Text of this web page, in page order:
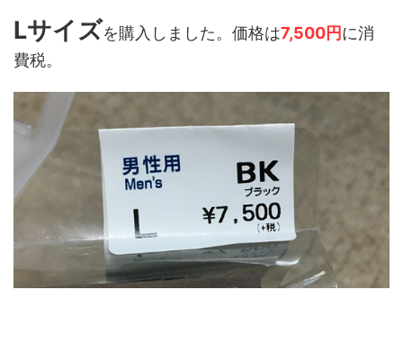
Lサイズを購入しました。価格は7,500円に消
費税。